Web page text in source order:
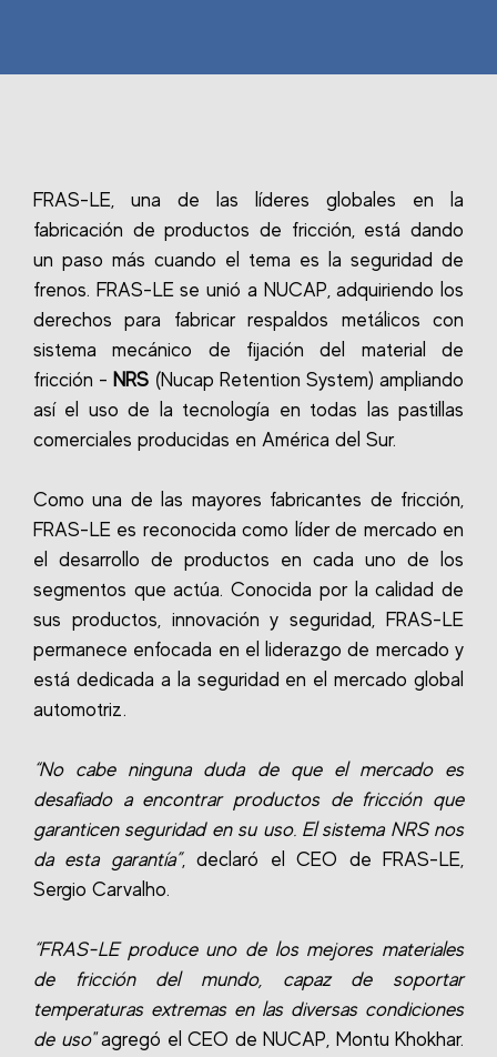
FRAS-LE, una de las líderes globales en la
fabricación de productos de fricción, está dando
un paso más cuando el tema es la seguridad de
frenos. FRAS-LE se unió a NUCAP, adquiriendo los
derechos para fabricar respaldos metálicos con
sistema mecánico de fijación del material de
fricción - NRS (Nucap Retention System) ampliando
así el uso de la tecnología en todas las pastillas
comerciales producidas en América del Sur.
Como una de las mayores fabricantes de fricción,
FRAS-LE es reconocida como líder de mercado en
el desarrollo de productos en cada uno de los
segmentos que actúa. Conocida por la calidad de
sus productos, innovación y seguridad, FRAS-LE
permanece enfocada en el liderazgo de mercado y
está dedicada a la seguridad en el mercado global
automotriz.
“No cabe ninguna duda de que el mercado es
desafiado a encontrar productos de fricción que
garanticen seguridad en su uso. El sistema NRS nos
da esta garantía”, declaró el CEO de FRAS-LE,
Sergio Carvalho.
“FRAS-LE produce uno de los mejores materiales
de fricción del mundo, capaz de soportar
temperaturas extremas en las diversas condiciones
de uso"agregó el CEO de NUCAP, Montu Khokhar.